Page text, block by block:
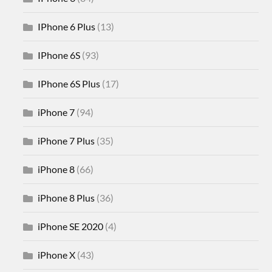
IPhone 6 Plus (13)
IPhone 6S (93)
IPhone 6S Plus (17)
iPhone 7 (94)
iPhone 7 Plus (35)
iPhone 8 (66)
iPhone 8 Plus (36)
iPhone SE 2020 (4)
iPhone X (43)